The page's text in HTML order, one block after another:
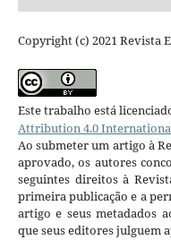
Copyright (c) 2021 Revista
Este trabalho está
Attribution 4.0
Ao submeter um artigo à
aprovado, os autores
seguintes direitos à
primeira publicação e a
artigo e seus metadados
que seus editores julguem